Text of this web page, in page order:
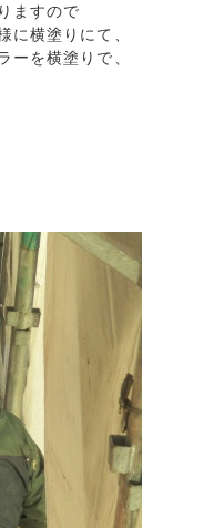
ますので
に横塗りにて、
ーを横塗りで、